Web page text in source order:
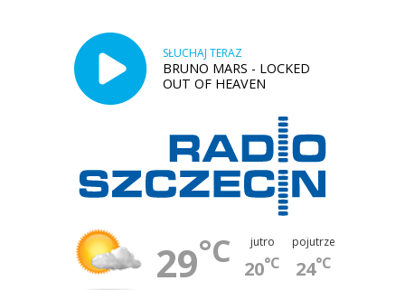
SŁUCHAJ TERAZ
BRUNO MARS - LOCKED
OUT OF HEAVEN
29°C jutro
20°C
pojutrze
24°C